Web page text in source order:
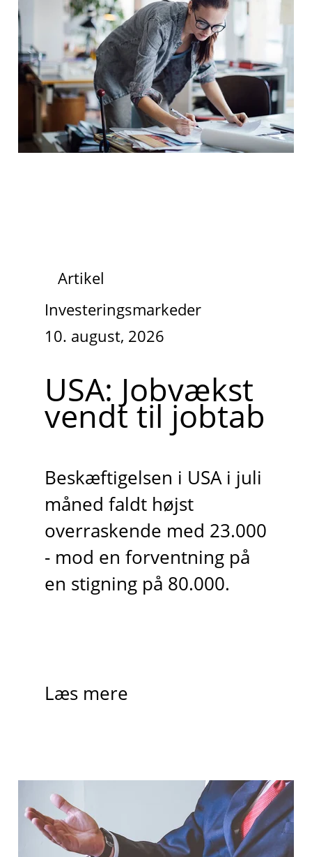
Artikel
Investeringsmarkeder
10. august, 2026
USA: Jobvækst
vendt til jobtab
Beskæftigelsen i USA i juli
måned faldt højst
overraskende med 23.000
- mod en forventning på
en stigning på 80.000.
Læs mere